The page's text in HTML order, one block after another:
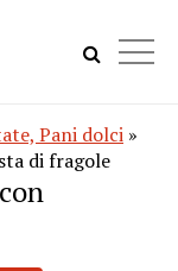
Pani dolci »
di fragole